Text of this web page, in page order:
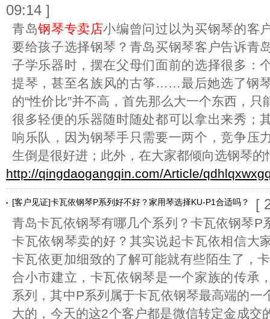
09:14 ]
青岛钢琴专卖店小编曾问过以为买钢琴的客
要给孩子选择钢琴？青岛买钢琴客户告诉青
子学乐器时，摆在父母们面前的选择很多：
提琴，甚至名族风的古筝……最后她选了钢
的“性价比”并不高，首先那么大一个东西，只
很多轻便的乐器随时随处都可以拿出来秀；
响乐队，因为钢琴手只需要一两个，竞争压
生倒是很好进；此外，在大家都倾向选钢琴
http://qingdaogangqin.com/Article/
[客户见证]卡瓦依钢琴P系列好不好？家用琴选择KU-P1合适吗？ [
青岛卡瓦依钢琴有哪几个系列？卡瓦依钢琴P
卡瓦依钢琴卖的好？其实说起卡瓦依相信大
卡瓦依更加细致的了解可能就有些陌生了，
合小市建立，卡瓦依钢琴是一个家族的传承
系列，其中P系列属于卡瓦依钢琴最高端的一
大的，今天的这2个客户都是微信转定金成交